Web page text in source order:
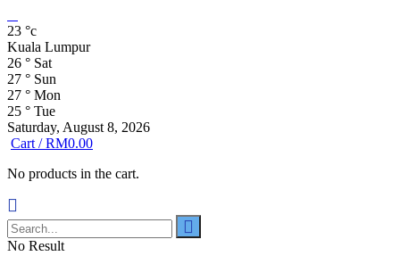
23 °c
Kuala Lumpur
26 ° Sat
27 ° Sun
27 ° Mon
25 ° Tue
Saturday, August 8, 2026
Cart /RM0.00
No products in the cart.
No Result